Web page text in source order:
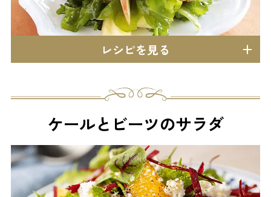
レシピを見る
ケールとビーツのサラダ